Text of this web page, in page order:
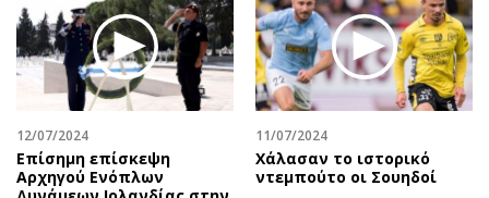
12/07/2024
Επίσημη επίσκεψη
Αρχηγού Ενόπλων
11/07/2024
Χάλασαν το ιστορικό
ντεμπούτο οι Σουηδοί